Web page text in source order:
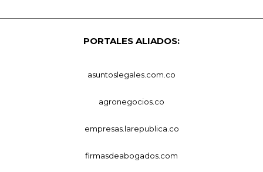
PORTALES ALIADOS:
asuntoslegales.com.co
agronegocios.co
empresas.larepublica.co
firmasdeabogados.com